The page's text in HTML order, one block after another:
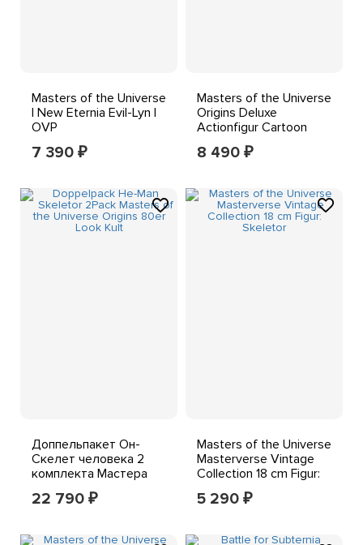
Masters of the Universe
| New Eternia Evil-Lyn |
OVP
7 390 ₽
Masters of the Universe
Origins Deluxe
Actionfigur Cartoon
Collection: Whiplash
8 490 ₽
Доппельпакет Он-
Скелет человека 2
комплекта Мастера
Вселенной
происхождения 80-х
22 790 ₽
Masters of the Universe
Masterverse Vintage
Collection 18 cm Figur:
5 290 ₽